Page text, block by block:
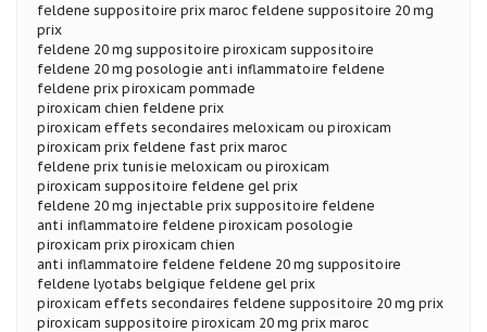
feldene suppositoire prix maroc feldene suppositoire 20 mg
prix
feldene 20 mg suppositoire piroxicam suppositoire
feldene 20 mg posologie anti inflammatoire feldene
feldene prix piroxicam pommade
piroxicam chien feldene prix
piroxicam effets secondaires meloxicam ou piroxicam
piroxicam prix feldene fast prix maroc
feldene prix tunisie meloxicam ou piroxicam
piroxicam suppositoire feldene gel prix
feldene 20 mg injectable prix suppositoire feldene
anti inflammatoire feldene piroxicam posologie
piroxicam prix piroxicam chien
anti inflammatoire feldene feldene 20 mg suppositoire
feldene lyotabs belgique feldene gel prix
piroxicam effets secondaires feldene suppositoire 20 mg prix
piroxicam suppositoire piroxicam 20 mg prix maroc